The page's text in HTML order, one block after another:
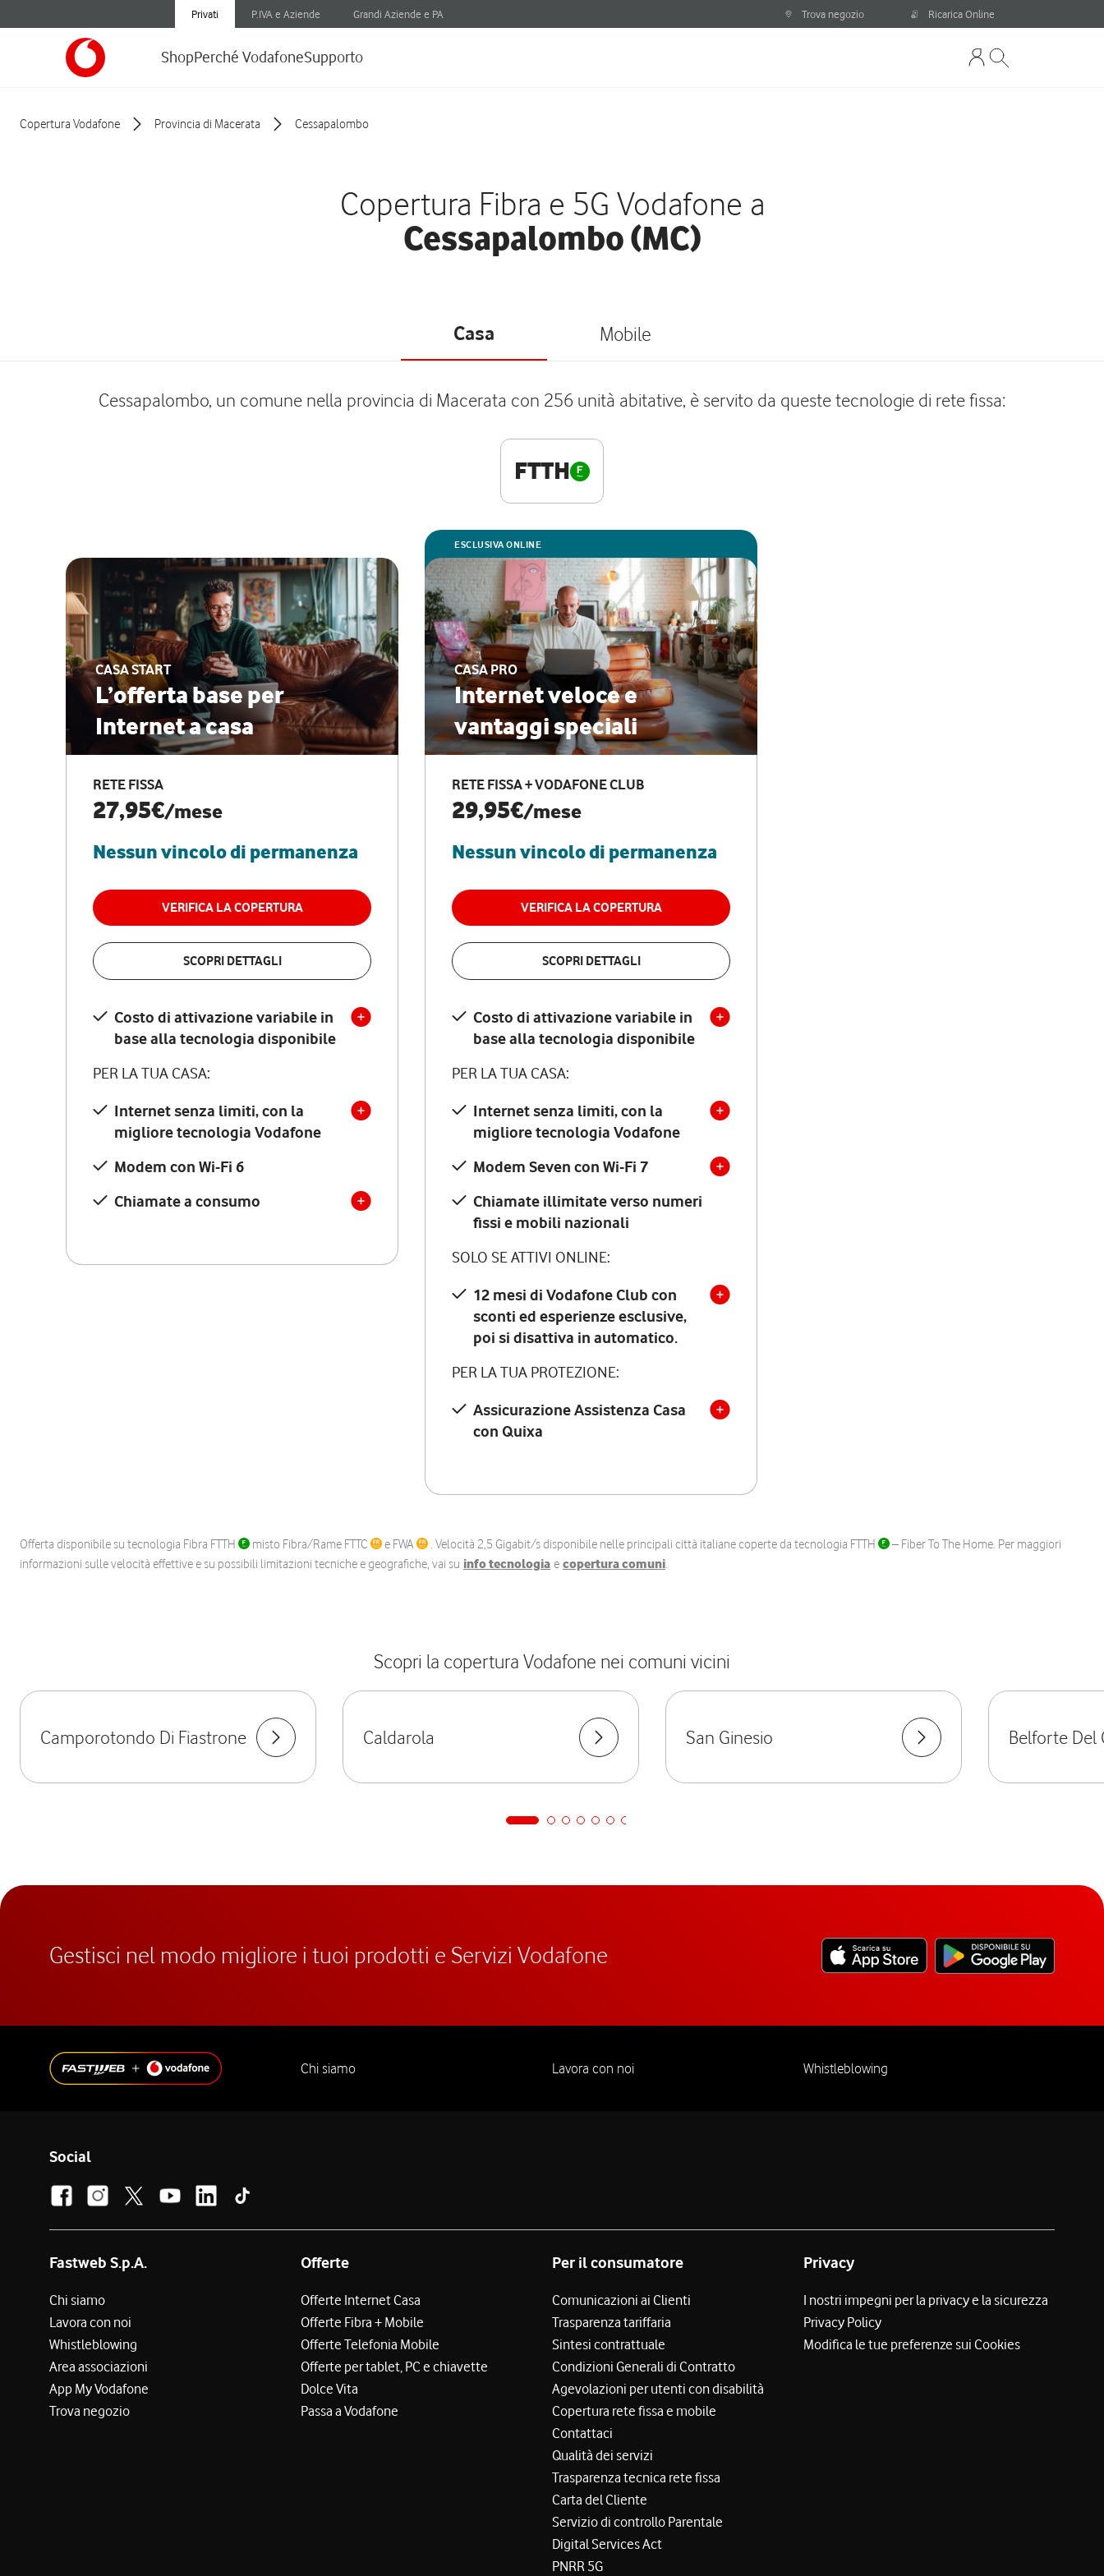
Privati P.IVA e Aziende Grandi Aziende e PA Trova negozio Ricarica Online
ShopPerché VodafoneSupporto
Copertura Vodafone Provincia di Macerata Cessapalombo
Copertura Fibra e 5G Vodafone a
Cessapalombo (MC)
Casa Mobile
Cessapalombo, un comune nella provincia di Macerata con 256 unità abitative, è servito da queste tecnologie di rete fissa:
FTTH
CASA START
L’offerta base per
Internet a casa
RETE FISSA
27,95€/mese
Nessun vincolo di permanenza
VERIFICA LA COPERTURA
SCOPRI DETTAGLI
Costo di attivazione variabile in
base alla tecnologia disponibile
PER LA TUA CASA:
Internet senza limiti, con la
migliore tecnologia Vodafone
Modem con Wi-Fi 6
Chiamate a consumo
ESCLUSIVA ONLINE
CASA PRO
Internet veloce e
vantaggi speciali
RETE FISSA + VODAFONE CLUB
29,95€/mese
Nessun vincolo di permanenza
VERIFICA LA COPERTURA
SCOPRI DETTAGLI
Costo di attivazione variabile in
base alla tecnologia disponibile
PER LA TUA CASA:
Internet senza limiti, con la
migliore tecnologia Vodafone
Modem Seven con Wi-Fi 7
Chiamate illimitate verso numeri
fissi e mobili nazionali
SOLO SE ATTIVI ONLINE:
12 mesi di Vodafone Club con
sconti ed esperienze esclusive,
poi si disattiva in automatico.
PER LA TUA PROTEZIONE:
Assicurazione Assistenza Casa
con Quixa
Offerta disponibile su tecnologia Fibra FTTH misto Fibra/Rame FTTC e FWA . Velocità 2,5 Gigabit/s disponibile nelle principali città italiane coperte da tecnologia FTTH
– Fiber To The Home. Per maggiori
informazioni sulle velocità effettive e su possibili limitazioni tecniche e geografiche, vai su info tecnologia e copertura comuni.
Scopri la copertura Vodafone nei comuni vicini
Camporotondo Di Fiastrone Caldarola San Ginesio Belforte Del
Gestisci nel modo migliore i tuoi prodotti e Servizi Vodafone
Chi siamo Lavora con noi Whistleblowing
Social
Fastweb S.p.A.
Chi siamo
Lavora con noi
Whistleblowing
Area associazioni
App My Vodafone
Trova negozio
Offerte
Offerte Internet Casa
Offerte Fibra + Mobile
Offerte Telefonia Mobile
Offerte per tablet, PC e chiavette
Dolce Vita
Passa a Vodafone
Per il consumatore
Comunicazioni ai Clienti
Trasparenza tariffaria
Sintesi contrattuale
Condizioni Generali di Contratto
Agevolazioni per utenti con disabilità
Copertura rete fissa e mobile
Contattaci
Qualità dei servizi
Trasparenza tecnica rete fissa
Carta del Cliente
Servizio di controllo Parentale
Digital Services Act
PNRR 5G
Privacy
I nostri impegni per la privacy e la sicurezza
Privacy Policy
Modifica le tue preferenze sui Cookies